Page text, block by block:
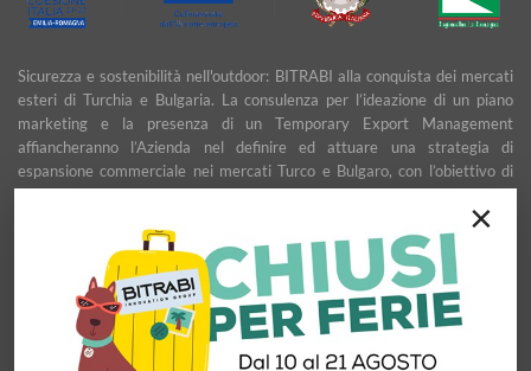
×
Sicurezza e sostenibilità nell'outdoor: BITRABI alla conquista dei mercati
esteri di Turchia e Bulgaria. La consulenza per l’ideazione di un piano
marketing e la presenza di un Temporary Export Management
affiancheranno l’Azienda nel definire ed attuare una strategia di
espansione commerciale nei mercati Turco e Bulgaro, con l’obiettivo di
garantire uno sviluppo stabile e duraturo.